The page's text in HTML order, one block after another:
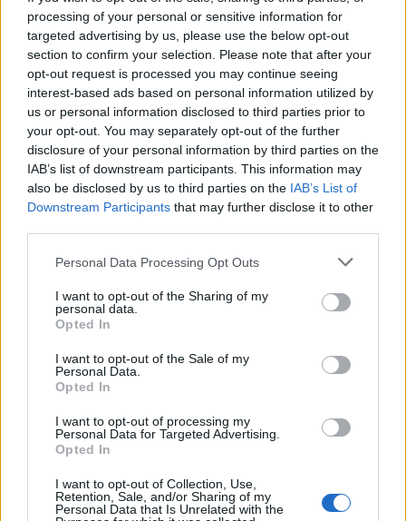
processing of your personal or sensitive information for
targeted advertising by us, please use the below opt-out
section to confirm your selection. Please note that after your
opt-out request is processed you may continue seeing
interest-based ads based on personal information utilized by
us or personal information disclosed to third parties prior to
your opt-out. You may separately opt-out of the further
disclosure of your personal information by third parties on the
IAB’s list of downstream participants. This information may
also be disclosed by us to third parties on the IAB’s List of
Downstream Participants that may further disclose it to other
Please note that this website/app uses one or more Google
not limited to your visit or usage behaviour. You may click to
grant or deny consent to Google and its third-party tags to
use your data for below specified purposes in below Google
consent section.
Personal Data Processing Opt Outs
I want to opt-out of the Sharing of my
personal data.
Opted In
I want to opt-out of the Sale of my
Personal Data.
Opted In
I want to opt-out of processing my
Personal Data for Targeted Advertising.
Opted In
I want to opt-out of Collection, Use,
Retention, Sale, and/or Sharing of my
Personal Data that Is Unrelated with the
barátság szövődik közöttük.
- Kétnyelvű az előadás?
Friederike Bernau:- Mivel a színdarab két
szereplője nem beszél közös nyelvet, úgy véltük,
érdekes lenne két olyan színészre osztani a
szerepeket, akiknek nem azonos az anyanyelve. A
történet szerint csak az egyik színész beszél, ő az, aki
a közös, szavak nélküli "nyelvet" megteremti. A
német közönség előtt tehát Valentin Stroh
regensburgi színész játssza a "szöveges" szerepet. A
Miskolci előadáson - 2006 novemberétől - majd
Molnár Sándor Tamás "szövegel" - természetesen
magyarul.
- Hogyan zajlottak a próbák?
Friederike Bernau:
- Nagyon izgalmasan. A
regensburgi csapatban ugyanis senki sem beszél
magyarul, Molnár Sándor Tamás pedig sem
németül, sem angolul nem tud. Kicsit hasonlatos volt
a helyzetünk a darabbeli két férfiéhez és ahhoz a
folyamathoz, ahogyan közöttük a megértés kialakul,
a közös nyelv megteremtődik. Éppen ezért a
próbákon is döntően a színészi kifejezés eszközeire